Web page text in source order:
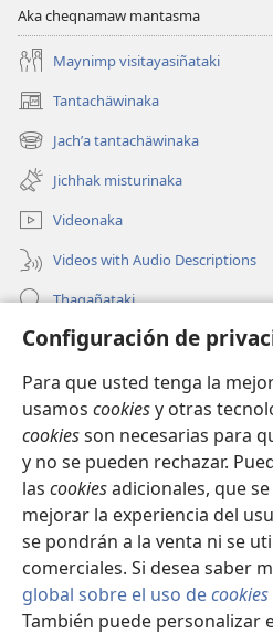
Configuración de
Para que usted tenga la
usamos cookiesy otras
cookiesson necesarias para
y no se pueden rechazar.
las cookiesadicionales, que
mejorar la experiencia del
se pondrán a la venta ni se
comerciales. Si desea saber
global sobre el uso decookies
También puede personalizar
Aka cheqnamaw mantasma
Maynimp visitayasiñataki
Tantachäwinaka
(opens
new
window)
Jachʼa tantachäwinaka
(opens
new
window)
Jichhak misturinaka
Videonaka
Videos with Audio Descriptions
Thaqañataki
Oraqpachat yatiyäwinaka
Donacionanaka
(opens
window)INTERNETANKIR BIBLIOTECA
(opens
new
window)JW Hub ®
(opens
new
window)
Copyright© 2026 Watch Tower Bible